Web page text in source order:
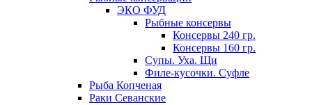
ЭКО ФУД
Рыбные консервы
Консервы 240 гр.
Консервы 160 гр.
Супы. Уха. Щи
Филе-кусочки. Суфле
Рыба Копченая
Раки Севанские